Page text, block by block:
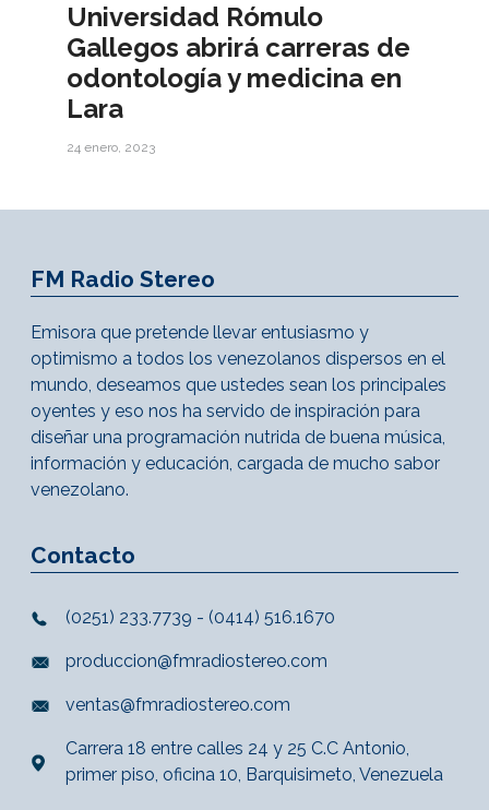
Universidad Rómulo
Gallegos abrirá carreras de
odontología y medicina en
Lara
24 enero, 2023
FM Radio Stereo
Emisora que pretende llevar entusiasmo y
optimismo a todos los venezolanos dispersos en el
mundo, deseamos que ustedes sean los principales
oyentes y eso nos ha servido de inspiración para
diseñar una programación nutrida de buena música,
información y educación, cargada de mucho sabor
venezolano.
Contacto
(0251) 233.7739 - (0414) 516.1670
produccion@fmradiostereo.com
ventas@fmradiostereo.com
Carrera 18 entre calles 24 y 25 C.C Antonio,
primer piso, oficina 10, Barquisimeto, Venezuela